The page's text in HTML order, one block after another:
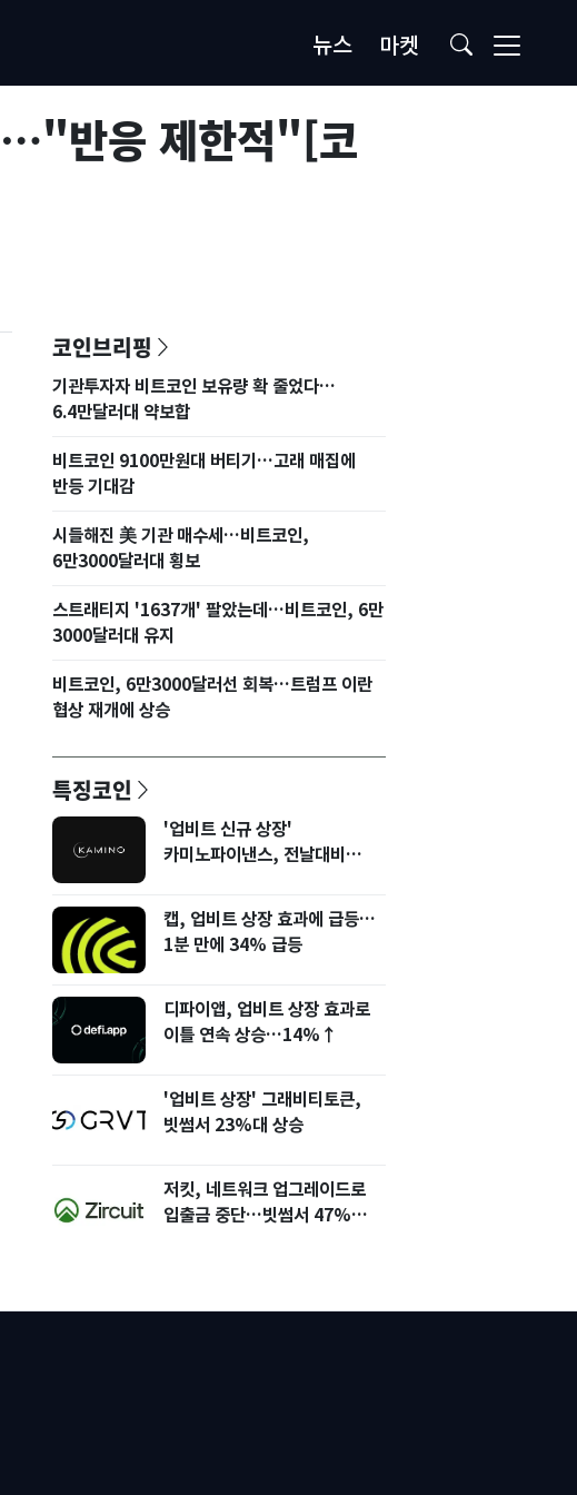
뉴스 마켓
…"반응 제한적"[코
코인브리핑
기관투자자 비트코인 보유량 확 줄었다…
6.4만달러대 약보합
비트코인 9100만원대 버티기…고래 매집에
반등 기대감
시들해진 美 기관 매수세…비트코인,
6만3000달러대 횡보
스트래티지 '1637개' 팔았는데…비트코인, 6만
3000달러대 유지
비트코인, 6만3000달러선 회복…트럼프 이란
협상 재개에 상승
특징코인
'업비트 신규 상장'
카미노파이낸스, 전날대비
캡, 업비트 상장 효과에 급등…
1분 만에 34% 급등
디파이앱, 업비트 상장 효과로
이틀 연속 상승…14%↑
'업비트 상장' 그래비티토큰,
빗썸서 23%대 상승
저킷, 네트워크 업그레이드로
입출금 중단…빗썸서 47%